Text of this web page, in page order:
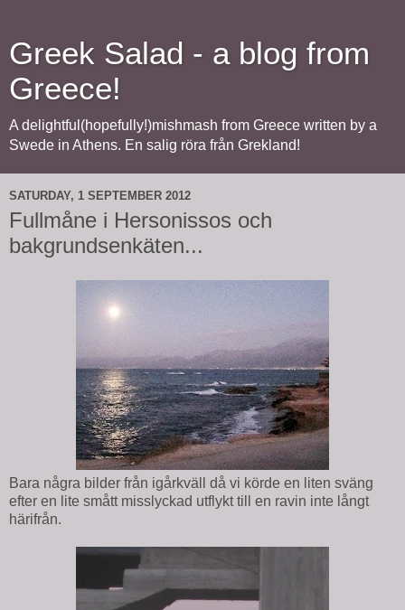
Greek Salad - a blog from
Greece!
A delightful(hopefully!)mishmash from Greece written by a
Swede in Athens. En salig röra från Grekland!
SATURDAY, 1 SEPTEMBER 2012
Fullmåne i Hersonissos och
bakgrundsenkäten...
Bara några bilder från igårkväll då vi körde en liten sväng
efter en lite smått misslyckad utflykt till en ravin inte långt
härifrån.